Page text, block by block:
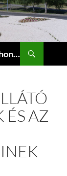
Köszöntjük Csávoly Község hivatalos honlapján.
ÉS AZ